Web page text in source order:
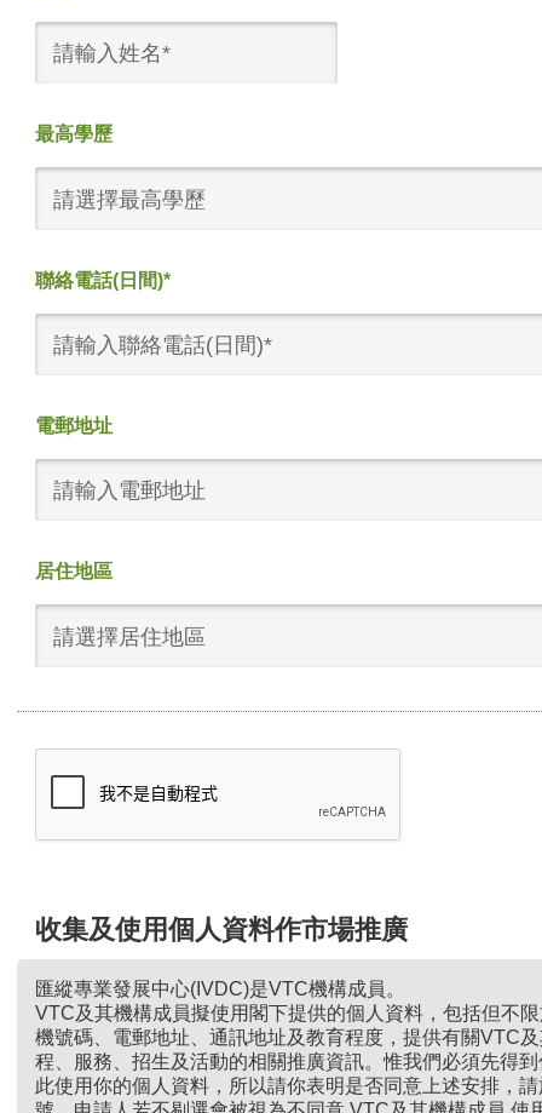
最高學歷
請選擇最高學歷
聯絡電話(日間)*
電郵地址
居住地區
請選擇居住地區
收集及使用個人資料作市場推廣
匯縱專業發展中心(IVDC)是VTC機構成員。
VTC及其機構成員擬使用閣下提供的個人資料，包括但不
機號碼、電郵地址、通訊地址及教育程度，提供有關VTC
程、服務、招生及活動的相關推廣資訊。惟我們必須先得
此使用你的個人資料，所以請你表明是否同意上述安排，